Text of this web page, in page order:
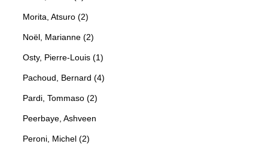
Morita, Atsuro (2)
Noël, Marianne (2)
Osty, Pierre-Louis (1)
Pachoud, Bernard (4)
Pardi, Tommaso (2)
Peerbaye, Ashveen
Peroni, Michel (2)